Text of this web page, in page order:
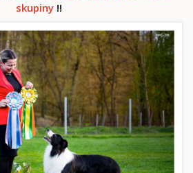
skupiny!!